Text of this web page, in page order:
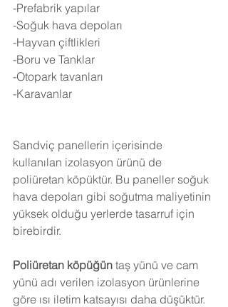
-Prefabrik yapılar
-Soğuk hava depoları
-Hayvan çiftlikleri
-Boru ve Tanklar
-Otopark tavanları
-Karavanlar
Sandviç panellerin içerisinde
kullanılan izolasyon ürünü de
poliüretan köpüktür. Bu paneller soğuk
hava depoları gibi soğutma maliyetinin
yüksek olduğu yerlerde tasarruf için
birebirdir.
Poliüretan köpüğün taş yünü ve cam
yünü adı verilen izolasyon ürünlerine
göre ısı iletim katsayısı daha düşüktür.